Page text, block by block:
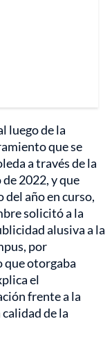
luego de la
que se
a través de la
2022, y que
del año en curso,
solicitó a la
alusiva a la
por
otorgaba
el
frente a la
de la